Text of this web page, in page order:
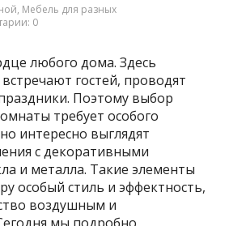
, Мебель для разных
0
любого дома. Здесь
гостей, проводят
Поэтому выбор
требует особого
интересно выглядят
с декоративными
и металла. Такие элементы
особый стиль и эффектность,
воздушным и